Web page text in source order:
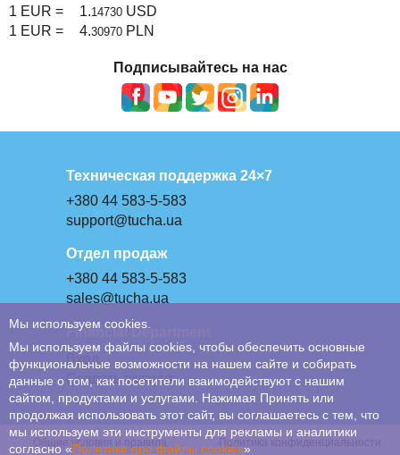
1 EUR =
1.14730 USD
1 EUR =
4.30970 PLN
Подписывайтесь на нас
Техническая поддержка 24×7
+380 44 583-5-583
support@tucha.ua
Отдел продаж
+380 44 583-5-583
sales@tucha.ua
Financial Department
Вход
Создать аккаунт
Общие условия и правила Политика конфиденциальности
Мы используем cookies.
Мы используем файлы cookies, чтобы обеспечить основные
функциональные возможности на нашем сайте и собирать
данные о том, как посетители взаимодействуют с нашим
сайтом, продуктами и услугами. Нажимая Принять или
продолжая использовать этот сайт, вы соглашаетесь с тем, что
мы используем эти инструменты для рекламы и аналитики
согласно «Политике про файлы сookies»